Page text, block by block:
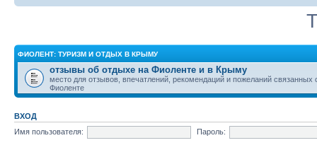
ФИОЛЕНТ: ТУРИЗМ И ОТДЫХ В КРЫМУ
отзывы об отдыхе на Фиоленте и в Крыму
место для отзывов, впечатлений, рекомендаций и пожеланий связанных
Фиоленте
ВХОД
Имя пользователя:
Пароль: